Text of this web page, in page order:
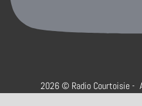
2026 © Radio Courtoisie -